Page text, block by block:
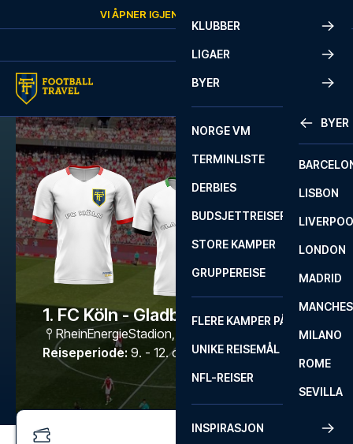
VI ÅPNER IGJEN
KLUBBER
LIGAER
BYER
BYER
LISBON
LONDON
MADRID
MILANO
ROME
SEVILLA
NORGE VM
TERMINLISTE
DERBIES
BUDSJETTREISER
STORE KAMPER
GRUPPEREISE
FLERE KAMPER PÅ ÉN REISE
UNIKE REISEMÅL
NFL-REISER
INSPIRASJON
1. FC Köln - Gladbach
RheinEnergieStadion,
Reiseperiode: 9. - 12. okt. 2026